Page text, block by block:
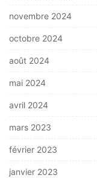
novembre 2024
octobre 2024
août 2024
mai 2024
avril 2024
mars 2023
février 2023
janvier 2023